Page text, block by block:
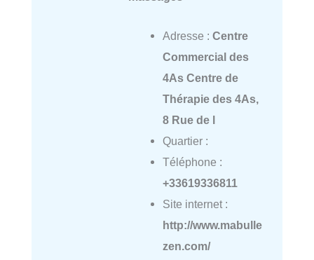
Adresse : Centre
Commercial des
4As Centre de
Thérapie des 4As,
8 Rue de l
Quartier :
Téléphone :
+33619336811
Site internet :
http://www.mabulle
zen.com/